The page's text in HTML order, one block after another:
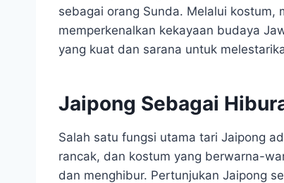
sebagai orang Sunda. Melalui kostum,
memperkenalkan kekayaan budaya
yang kuat dan sarana untuk
Jaipong Sebagai
Salah satu fungsi utama tari Jaipong
rancak, dan kostum yang berwarna-
dan menghibur. Pertunjukan Jaipong